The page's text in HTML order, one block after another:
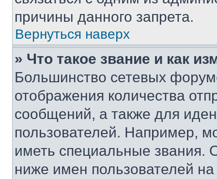
причины данного запрета.
Вернуться наверх
» Что такое звание и как
Большинство сетевых
отображения количества
сообщений, а также для
пользователей. Например,
иметь специальные звания.
ниже имен пользователей